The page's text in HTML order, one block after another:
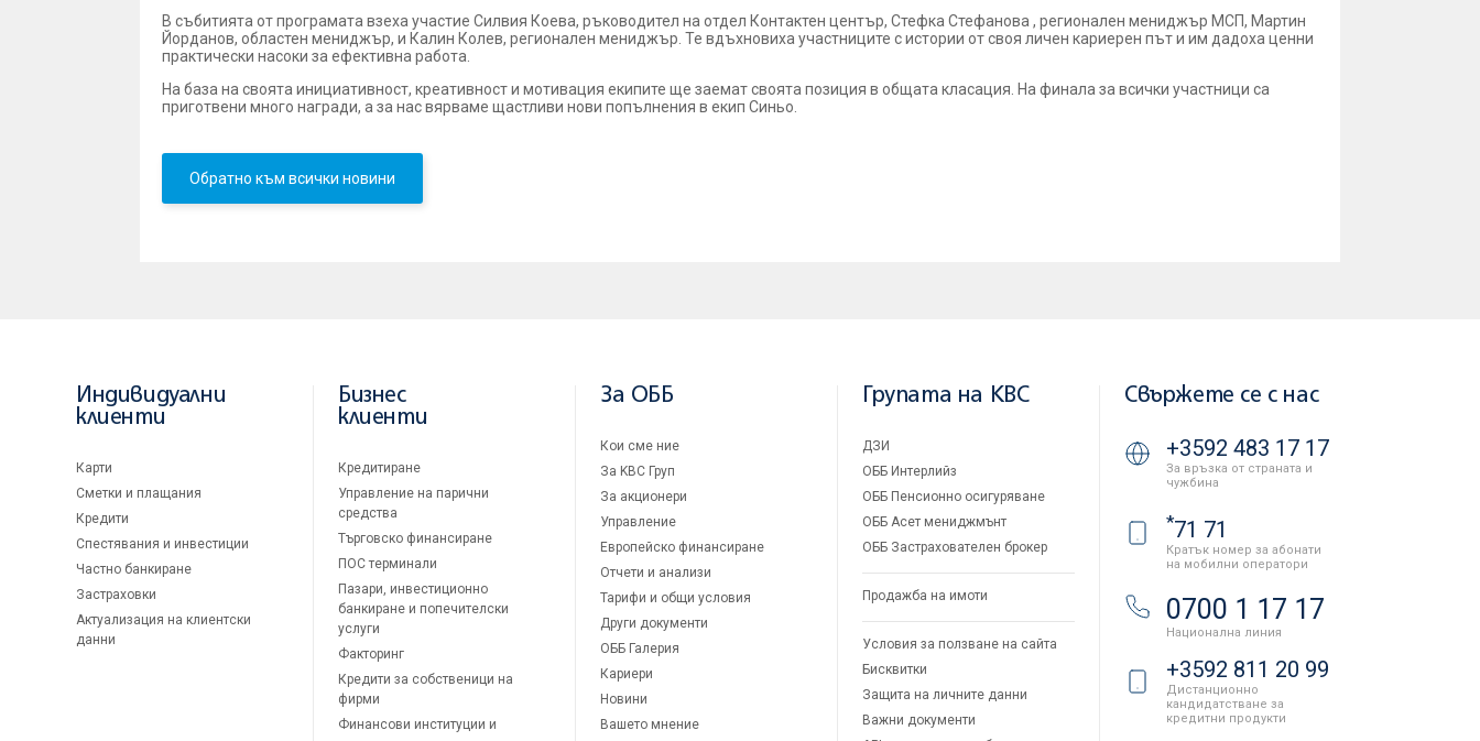
В събитията от програмата взеха участие Силвия Коева, ръководител на отдел Контактен център, Стефка Стефанова , регионален мениджър МСП, Мартин
Йорданов, областен мениджър, и Калин Колев, регионален мениджър. Те вдъхновиха участниците с истории от своя личен кариерен път и им дадоха ценни
практически насоки за ефективна работа.
На база на своята инициативност, креативност и мотивация екипите ще заемат своята позиция в общата класация. На финала за всички участници са
приготвени много награди, а за нас вярваме щастливи нови попълнения в екип Синьо.
Обратно към всички новини
Индивидуални
клиенти
Карти
Сметки и плащания
Кредити
Спестявания и инвестиции
Частно банкиране
Застраховки
Актуализация на клиентски
данни
Бизнес
клиенти
Кредитиране
Управление на парични
средства
Търговско финансиране
ПОС терминали
Пазари, инвестиционно
банкиране и попечителски
услуги
Факторинг
Кредити за собственици на
фирми
Финансови институции и
За ОББ
Кои сме ние
За KBC Груп
За акционери
Управление
Европейско финансиране
Отчети и анализи
Тарифи и общи условия
Други документи
ОББ Галерия
Кариери
Новини
Вашето мнение
Групата на KBC
ДЗИ
ОББ Интерлийз
ОББ Пенсионно осигуряване
ОББ Асет мениджмънт
ОББ Застрахователен брокер
Продажба на имоти
Условия за ползване на сайта
Бисквитки
Защита на личните данни
Важни документи
Свържете се с нас
+3592 483 17 17
За връзка от страната и
чужбина
*71 71
Кратък номер за абонати
на мобилни оператори
0700 1 17 17
Национална линия
+3592 811 20 99
Дистанционно
кандидатстване за
кредитни продукти